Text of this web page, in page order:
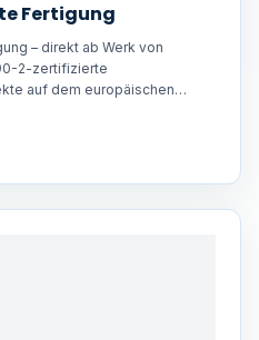
Fertigung
– direkt ab Werk von
2-zertifizierte
auf dem europäischen